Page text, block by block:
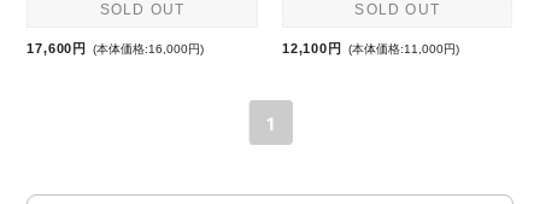
SOLD OUT
17,600円 (本体価格:16,000円)
SOLD OUT
12,100円 (本体価格:11,000円)
1